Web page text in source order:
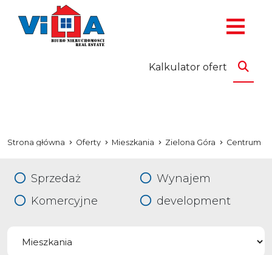
Kalkulator ofert
Strona główna Oferty Mieszkania Zielona Góra Centrum
Sprzedaż
Wynajem
Komercyjne
development